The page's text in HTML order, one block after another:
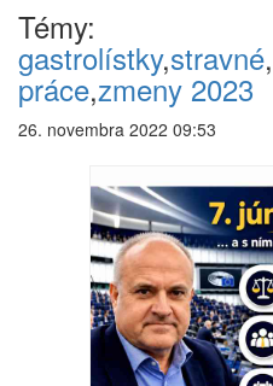
Témy:
gastrolístky,stravné,
práce,zmeny 2023
26. novembra 2022 09:53